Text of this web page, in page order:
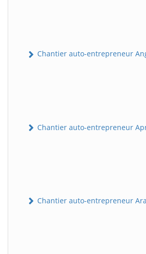
Chantier auto-entrepreneur
Chantier auto-entrepreneur
Chantier auto-entrepreneur